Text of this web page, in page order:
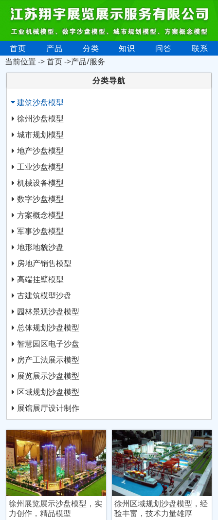
首页 产品 分类 知识 问答
联系
当前位置 ->首页->产品/服务
分类导航
建筑沙盘模型
徐州沙盘模型
城市规划模型
地产沙盘模型
工业沙盘模型
机械设备模型
数字沙盘模型
方案概念模型
军事沙盘模型
地形地貌沙盘
房地产销售模型
高端挂壁模型
古建筑模型沙盘
园林景观沙盘模型
总体规划沙盘模型
智慧园区电子沙盘
房产工法展示模型
展览展示沙盘模型
区域规划沙盘模型
展馆展厅设计制作
徐州展览展示沙盘模型，实
力创作，精品模型
徐州区域规划沙盘模型，经
验丰富，技术力量雄厚